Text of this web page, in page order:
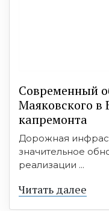
Современный
Маяковского в
капремонта
Дорожная
значительное
реализации ...
Читать далее